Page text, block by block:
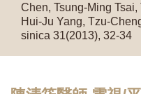
Chen, Tsung-Ming
Hui-Ju Yang, Tzu-
sinica 31(2013), 32-34